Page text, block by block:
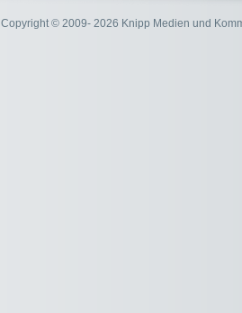
Copyright © 2009- 2026 Knipp Medien und